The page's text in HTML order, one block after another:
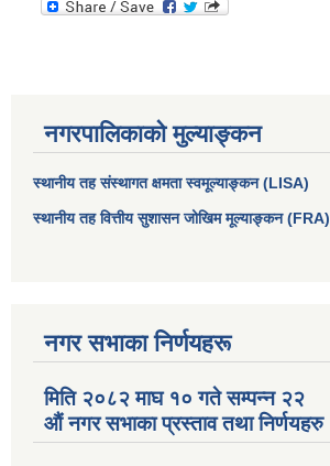
नगरपालिकाको मुल्याङ्कन
स्थानीय तह संस्थागत क्षमता स्वमूल्याङ्कन (LISA)
स्थानीय तह वित्तीय सुशासन जोखिम मूल्याङ्कन (FRA)
नगर सभाका निर्णयहरू
मिति २०८२ माघ १० गते सम्पन्न २२
औं नगर सभाका प्रस्ताव तथा निर्णयहरु